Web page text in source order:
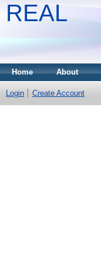
REAL
Home About
Login Create Account